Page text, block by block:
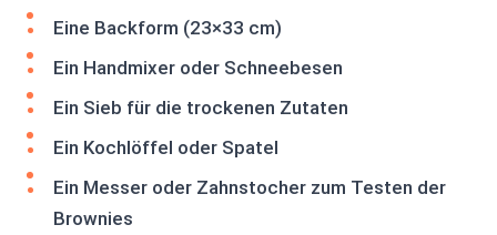
Eine Backform (23×33 cm)
Ein Handmixer oder Schneebesen
Ein Sieb für die trockenen Zutaten
Ein Kochlöffel oder Spatel
Ein Messer oder Zahnstocher zum Testen der
Brownies